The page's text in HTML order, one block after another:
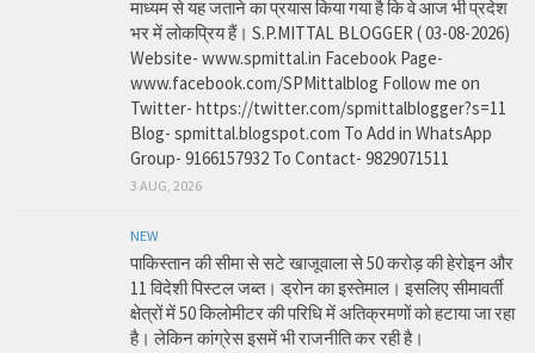
माध्यम से यह जताने का प्रयास किया गया है कि वे आज भी प्रदेश
भर में लोकप्रिय हैं। S.P.MITTAL BLOGGER ( 03-08-2026)
Website- www.spmittal.in Facebook Page-
www.facebook.com/SPMittalblog Follow me on
Twitter- https://twitter.com/spmittalblogger?s=11
Blog- spmittal.blogspot.com To Add in WhatsApp
Group- 9166157932 To Contact- 9829071511
3 AUG, 2026
NEW
पाकिस्तान की सीमा से सटे खाजूवाला से 50 करोड़ की हेरोइन और
11 विदेशी पिस्टल जब्त। ड्रोन का इस्तेमाल। इसलिए सीमावर्ती
क्षेत्रों में 50 किलोमीटर की परिधि में अतिक्रमणों को हटाया जा रहा
है। लेकिन कांग्रेस इसमें भी राजनीति कर रही है।